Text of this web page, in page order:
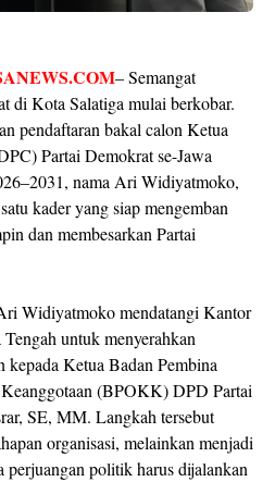
– Semangat
di Kota Salatiga mulai berkobar.
pendaftaran bakal calon Ketua
Partai Demokrat se-Jawa
nama Ari Widiyatmoko,
kader yang siap mengemban
dan membesarkan Partai
Widiyatmoko mendatangi Kantor
untuk menyerahkan
kepada Ketua Badan Pembina
(BPOKK) DPD Partai
SE, MM. Langkah tersebut
organisasi, melainkan menjadi
perjuangan politik harus dijalankan